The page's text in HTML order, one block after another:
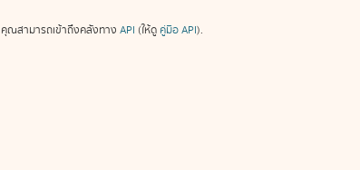
คุณสามารถเข้าถึงคลังทาง API (ให้ดู คู่มือ API).